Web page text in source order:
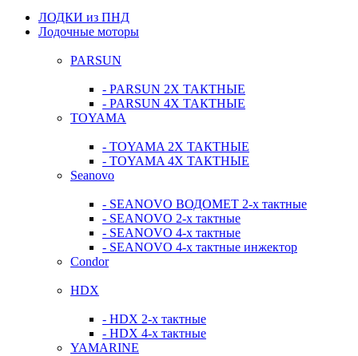
ЛОДКИ из ПНД
Лодочные моторы
PARSUN
- PARSUN 2Х ТАКТНЫЕ
- PARSUN 4Х ТАКТНЫЕ
TOYAMA
- TOYAMA 2Х ТАКТНЫЕ
- TOYAMA 4Х ТАКТНЫЕ
Seanovo
- SEANOVO ВОДОМЕТ 2-х тактные
- SEANOVO 2-х тактные
- SEANOVO 4-х тактные
- SEANOVO 4-х тактные инжектор
Condor
HDX
- HDX 2-х тактные
- HDX 4-х тактные
YAMARINE